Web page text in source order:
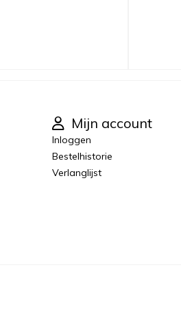
Mijn account
Inloggen
Bestelhistorie
Verlanglijst